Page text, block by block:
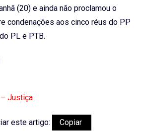
(20) e ainda não proclamou o
condenações aos cinco réus do PP
PL e PTB.
Justiça
este artigo: Copiar